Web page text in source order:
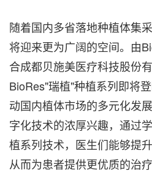
随着国内多省落地种植体集
将迎来更为广阔的空间。由
合成都贝施美医疗科技股份
BioRes"瑞植"种植系列即将
动国内植体市场的多元化发
字化技术的浓厚兴趣，通过
植系列技术，医生们能够提
从而为患者提供更优质的治疗